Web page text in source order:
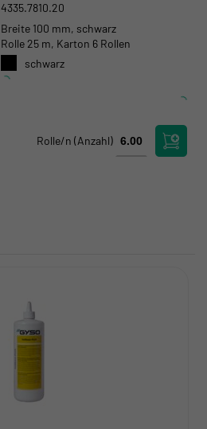
4335.7810.20
Breite 100 mm, schwarz
Rolle 25 m, Karton 6 Rollen
schwarz
Rolle/n (Anzahl)